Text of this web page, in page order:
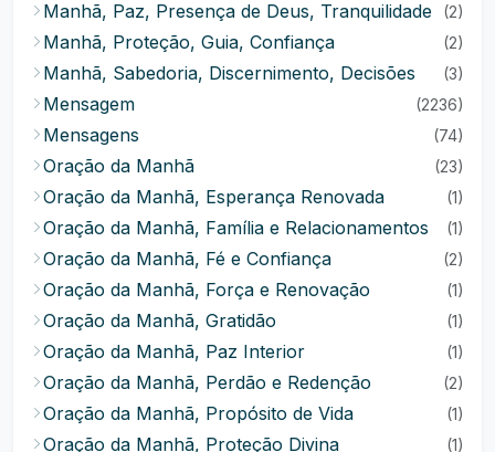
Manhã, Paz, Presença de Deus, Tranquilidade (2)
Manhã, Proteção, Guia, Confiança (2)
Manhã, Sabedoria, Discernimento, Decisões (3)
Mensagem (2236)
Mensagens (74)
Oração da Manhã (23)
Oração da Manhã, Esperança Renovada (1)
Oração da Manhã, Família e Relacionamentos (1)
Oração da Manhã, Fé e Confiança (2)
Oração da Manhã, Força e Renovação (1)
Oração da Manhã, Gratidão (1)
Oração da Manhã, Paz Interior (1)
Oração da Manhã, Perdão e Redenção (2)
Oração da Manhã, Propósito de Vida (1)
Oração da Manhã, Proteção Divina (1)